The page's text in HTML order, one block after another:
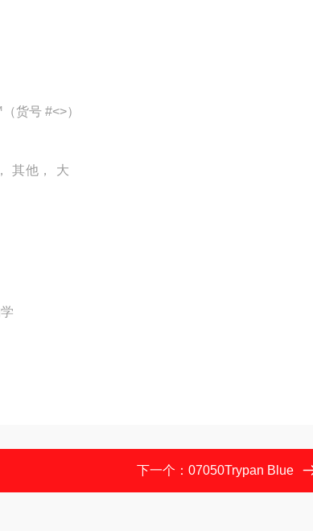
货号 #<>）
其他， 大
下一个： 07050Trypan Blue